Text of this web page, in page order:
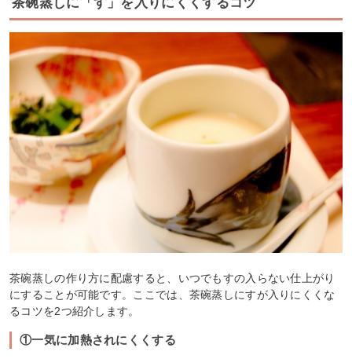
茶碗蒸しの作り方に配慮すると、いつでもすの入らない仕上がり
にすることが可能です。ここでは、茶碗蒸しにすが入りにくくな
るコツを2つ紹介します。
①一気に加熱されにくくする